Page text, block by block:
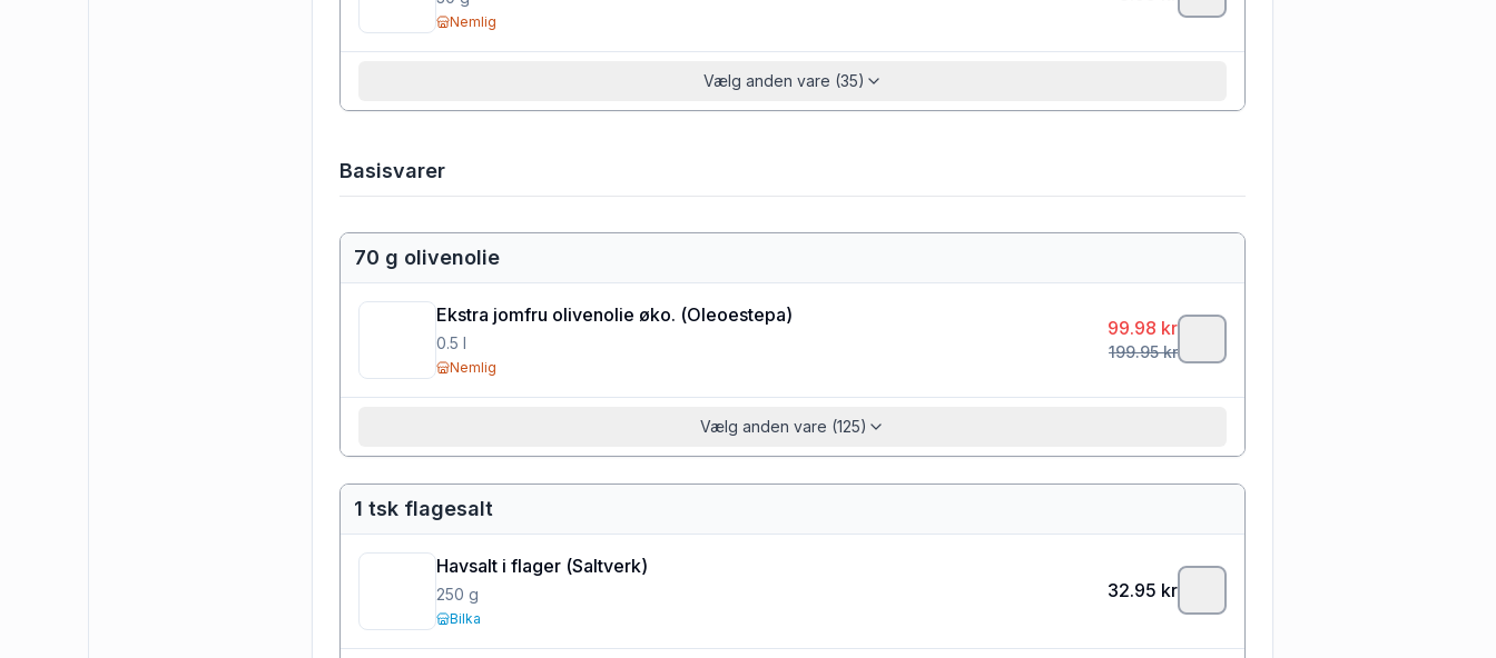
Nemlig
Vælg anden vare (35)
Basisvarer
70 g olivenolie
Ekstra jomfru olivenolie øko. (Oleoestepa)
0.5 l
Nemlig
99.98 kr
199.95kr
Vælg anden vare (125)
1 tsk flagesalt
Havsalt i flager (Saltverk)
250 g
Bilka
32.95 kr